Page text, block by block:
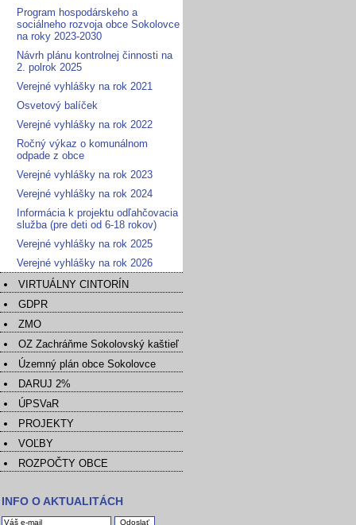
Program hospodárskeho a
sociálneho rozvoja obce Sokolovce
na roky 2023-2030
Návrh plánu kontrolnej činnosti na
2. polrok 2025
Verejné vyhlášky na rok 2021
Osvetový balíček
Verejné vyhlášky na rok 2022
Ročný výkaz o komunálnom
odpade z obce
Verejné vyhlášky na rok 2023
Verejné vyhlášky na rok 2024
Informácia k projektu odľahčovacia
služba (pre deti od 6-18 rokov)
Verejné vyhlášky na rok 2025
Verejné vyhlášky na rok 2026
VIRTUÁLNY CINTORÍN
GDPR
ZMO
OZ Zachráňme Sokolovský kaštieľ
Územný plán obce Sokolovce
DARUJ 2%
ÚPSVaR
PROJEKTY
VOĽBY
ROZPOČTY OBCE
INFO O AKTUALITÁCH